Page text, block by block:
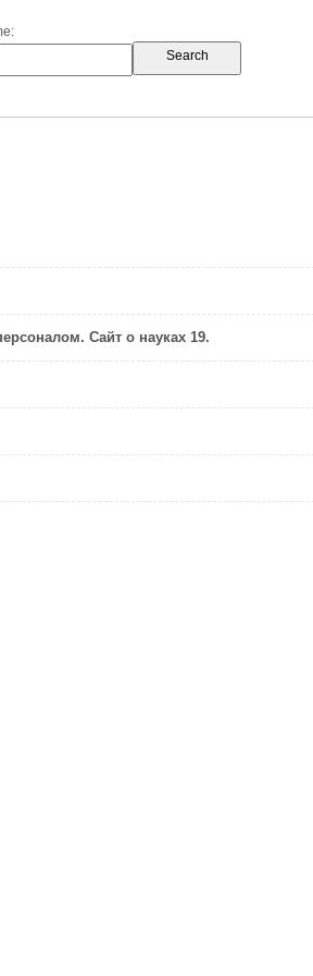
Сайт о науках 19.